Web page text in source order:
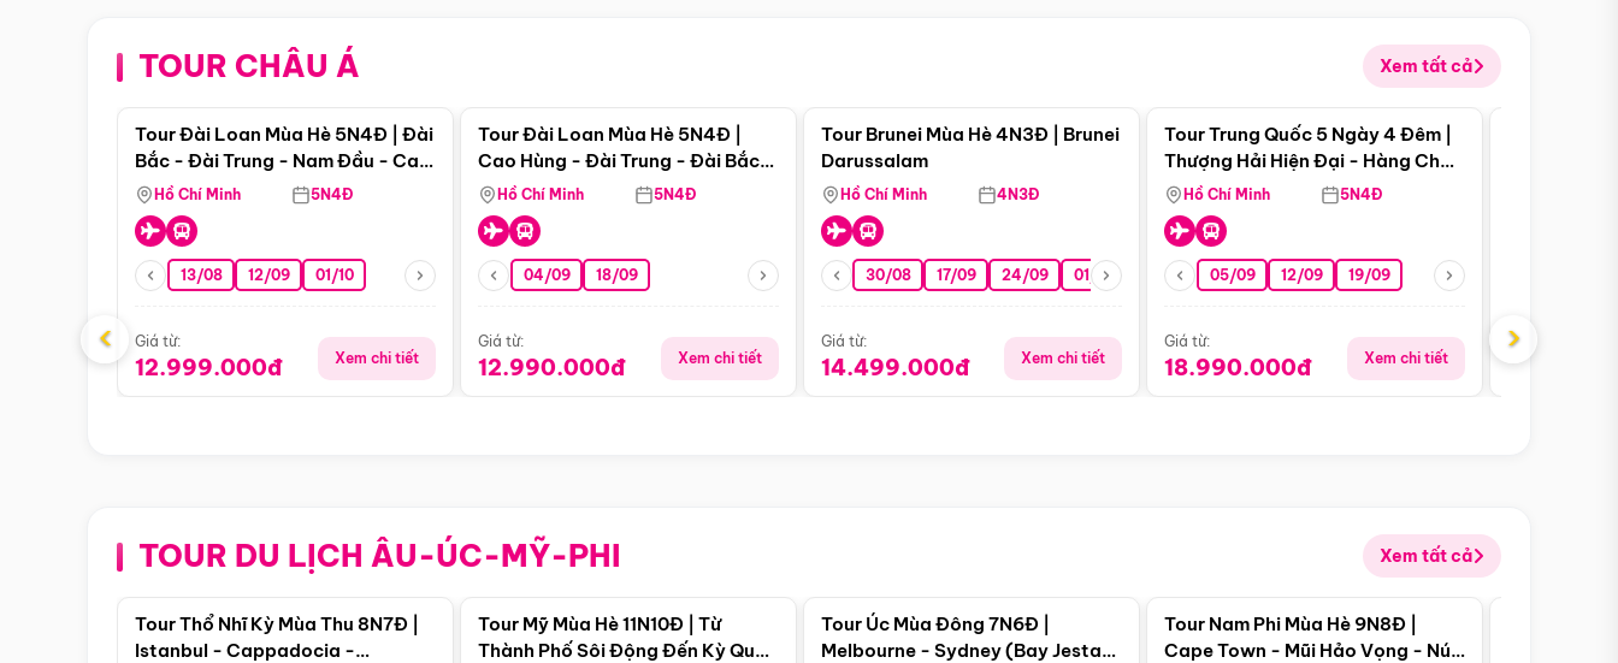
TOUR CHÂU Á Xem tất cả
Điểm nổi bật
Tour Đài Loan Mùa Hè 5N4Đ | Đài
Bắc - Đài Trung - Nam Đầu - Cao
Hùng ( Bay Vn)
Hồ Chí Minh 5N4Đ
13/08 12/09 01/10
Giá từ:
12.999.000đ Xem chi tiết
Tour Đài Loan Mùa Hè 5N4Đ |
Cao Hùng - Đài Trung - Đài Bắc
(Bay Vj)
Hồ Chí Minh 5N4Đ
04/09 18/09
Giá từ:
12.990.000đ Xem chi tiết
Tour Brunei Mùa Hè 4N3Đ | Brunei
Darussalam
Hồ Chí Minh 4N3Đ
30/08 17/09 24/09 01/10 15/10 29/10
Giá từ:
14.499.000đ Xem chi tiết
Điểm nổi bật
Tour Trung Quốc 5 Ngày 4 Đêm |
Thượng Hải Hiện Đại - Hàng Châu
Nên Thơ - Ô Trấn Cổ Kính
Hồ Chí Minh 5N4Đ
05/09 12/09 19/09
Giá từ:
18.990.000đ Xem chi tiết
Giá từ:
‹ ›
TOUR DU LỊCH ÂU-ÚC-MỸ-PHI Xem tất cả
Điểm nổi bật
Tour Thổ Nhĩ Kỳ Mùa Thu 8N7Đ |
Istanbul - Cappadocia -
Tour Mỹ Mùa Hè 11N10Đ | Từ
Thành Phố Sôi Động Đến Kỳ Quan
Tour Úc Mùa Đông 7N6Đ |
Melbourne - Sydney (Bay Jestar
Điểm nổi bật
Tour Nam Phi Mùa Hè 9N8Đ |
Cape Town - Mũi Hảo Vọng - Núi